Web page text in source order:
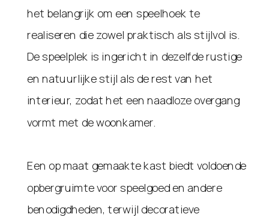
het belangrijk om een speelhoek te
realiseren die zowel praktisch als stijlvol is.
De speelplek is ingericht in dezelfde rustige
en natuurlijke stijl als de rest van het
interieur, zodat het een naadloze overgang
vormt met de woonkamer.
Een op maat gemaakte kast biedt voldoende
opbergruimte voor speelgoed en andere
benodigdheden, terwijl decoratieve